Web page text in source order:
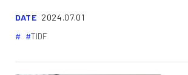
DATE 2024.07.01
TIDF